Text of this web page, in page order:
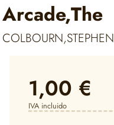
Arcade,The
COLBOURN,STEPHEN
1,00 €
IVA incluido